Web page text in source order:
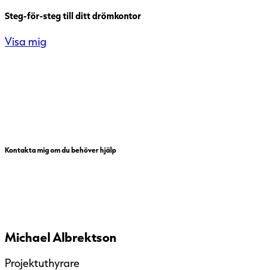
Steg-för-steg till ditt drömkontor
Visa mig
Kontakta mig om du behöver hjälp
Michael Albrektson
Projektuthyrare